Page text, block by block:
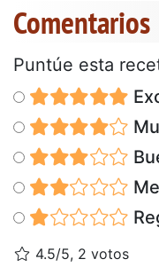
Comentarios
Puntúe esta
4.5/5, 2 votos